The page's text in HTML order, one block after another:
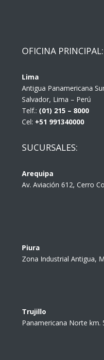
OFICINA PRINCIPAL:
Lima
Antigua Panamericana
Salvador, Lima – Perú
Telf.: (01) 215 – 8000
Cel: +51 991340000
SUCURSALES:
Arequipa
Av. Aviación 612, Cerro
Piura
Zona Industrial Antigua,
Trujillo
Panamericana Norte km.